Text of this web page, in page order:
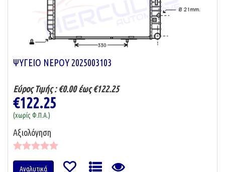
ΨΥΓΕΙΟ ΝΕΡΟΥ 2025003103
Εύρος Τιμής : €0.00 έως €122.25
€122.25
(χωρίς Φ.Π.Α.)
Αξιολόγηση
Αναλυτικά